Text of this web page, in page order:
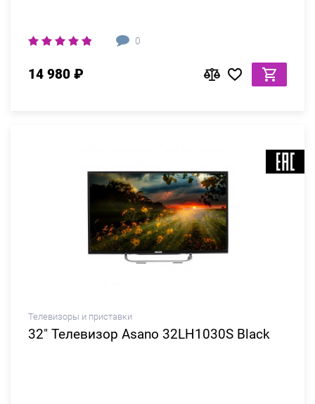
0
14 980 ₽
Телевизоры и приставки
32" Телевизор Asano 32LH1030S Black